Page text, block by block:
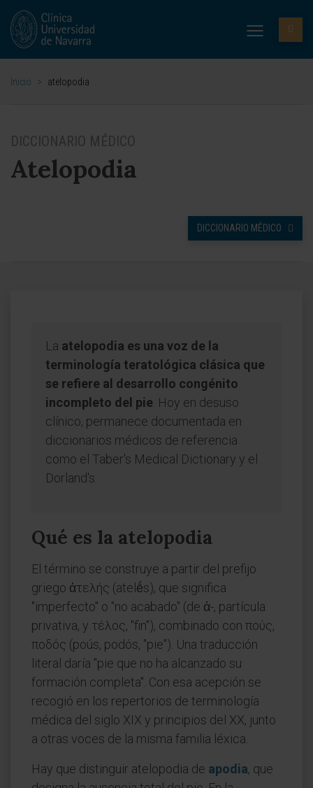
Inicio > atelopodia
DICCIONARIO MÉDICO
Atelopodia
DICCIONARIO MÉDICO
La atelopodia es una voz de la
terminología teratológica clásica que
se refiere al desarrollo congénito
incompleto del pie . Hoy en desuso
clínico, permanece documentada en
diccionarios médicos de referencia
como el Taber's Medical Dictionary y el
Dorland's.
Qué es la atelopodia
El término se construye a partir del prefijo
griego ἀτελής (atelḗs), que significa
"imperfecto" o "no acabado" (de ἀ-, partícula
privativa, y τέλος, "fin"), combinado con πούς,
ποδός (poús, podós, "pie"). Una traducción
literal daría "pie que no ha alcanzado su
formación completa". Con esa acepción se
recogió en los repertorios de terminología
médica del siglo XIX y principios del XX, junto
a otras voces de la misma familia léxica.
Hay que distinguir atelopodia de apodia, que